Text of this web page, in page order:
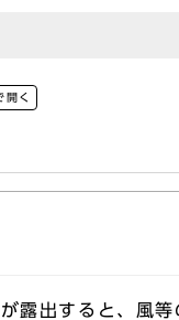
開く
露出すると、風